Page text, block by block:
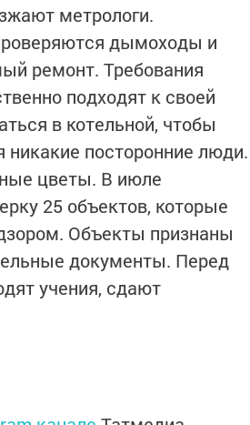
метрологи.
дымоходы и
ремонт. Требования
подходят к своей
в котельной, чтобы
никакие посторонние люди.
цветы. В июле
25 объектов, которые
Объекты признаны
документы. Перед
учения, сдают